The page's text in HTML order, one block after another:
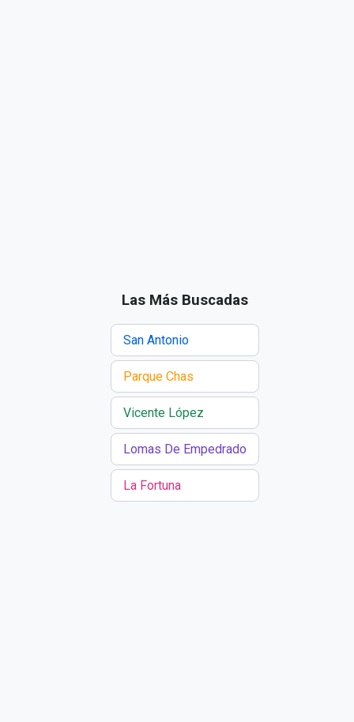
Las Más Buscadas
San Antonio
Parque Chas
Vicente López
Lomas De Empedrado
La Fortuna